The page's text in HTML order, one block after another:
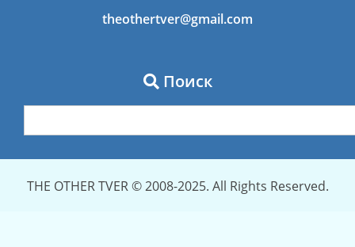
theothertver@gmail.com
Поиск
THE OTHER TVER © 2008-2025. All Rights Reserved.